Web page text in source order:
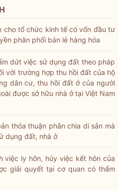
cho tổ chức kinh tế có vốn đầu tư
phân phối bán lẻ hàng hóa
dứt việc sử dụng đất theo pháp
với trường hợp thu hồi đất của hộ
dân cư, thu hồi đất ở của người
được sở hữu nhà ở tại Việt Nam
thỏa thuận phân chia di sản mà
dụng đất, nhà ở
việc ly hôn, hủy việc kết hôn của
giải quyết tại cơ quan có thẩm